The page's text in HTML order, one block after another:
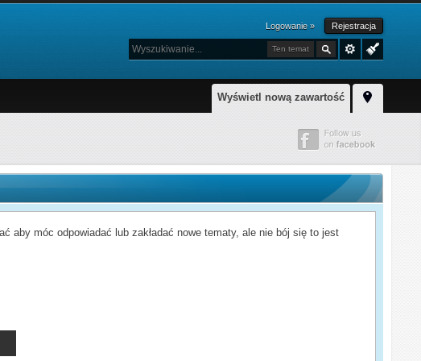
Logowanie » Rejestracja
Ten temat
Wyświetl nową zawartość
aby móc odpowiadać lub zakładać nowe tematy, ale nie bój się to jest